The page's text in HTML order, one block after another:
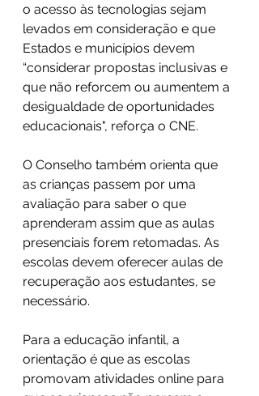
o acesso às tecnologias sejam
levados em consideração e que
Estados e municípios devem
“considerar propostas inclusivas e
que não reforcem ou aumentem a
desigualdade de oportunidades
educacionais", reforça o CNE.
O Conselho também orienta que
as crianças passem por uma
avaliação para saber o que
aprenderam assim que as aulas
presenciais forem retomadas. As
escolas devem oferecer aulas de
recuperação aos estudantes, se
necessário.
Para a educação infantil, a
orientação é que as escolas
promovam atividades online para